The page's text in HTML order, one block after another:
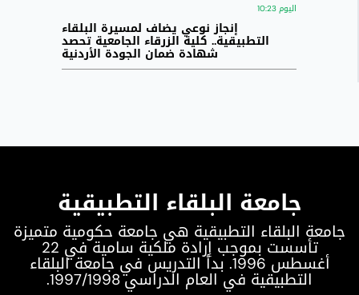
اليوم 10:23
إنجاز نوعي يضاف لمسيرة البلقاء
التطبيقية.. كلية الزرقاء الجامعية تحصد
شهادة ضمان الجودة الأردنية
جامعة البلقاء التطبيقية
جامعة البلقاء التطبيقية هي جامعة حكومية متميزة
تأسست بموجب إرادة ملكية سامية في 22
أغسطس 1996. بدأ التدريس في جامعة البلقاء
التطبيقية في العام الدراسي 1997/1998.